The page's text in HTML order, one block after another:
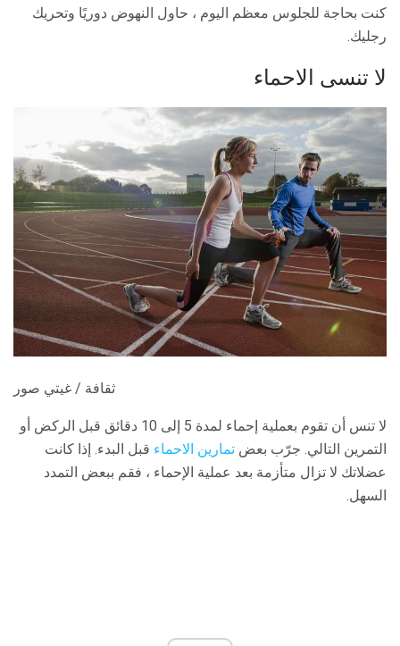
كنت بحاجة للجلوس معظم اليوم ، حاول النهوض دوريًا وتحريك
رجليك.
لا تنسى الاحماء
ثقافة / غيتي صور
لا تنس أن تقوم بعملية إحماء لمدة 5 إلى 10 دقائق قبل الركض أو
التمرين التالي. جرّب بعض تمارين الاحماء قبل البدء. إذا كانت
عضلاتك لا تزال متأزمة بعد عملية الإحماء ، فقم ببعض التمدد
السهل.